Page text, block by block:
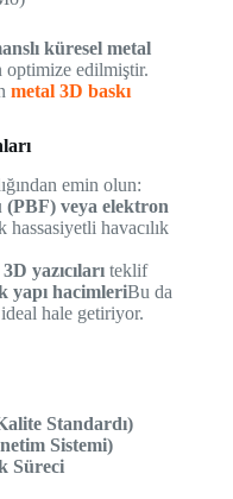
küresel metal
optimize edilmiştir.
metal 3D baskı
emin olun:
(PBF) veya elektron
havacılık
yazıcılarıteklif
yapı hacimleriBu da
hale getiriyor.
Standardı)
Sistemi)
Süreci